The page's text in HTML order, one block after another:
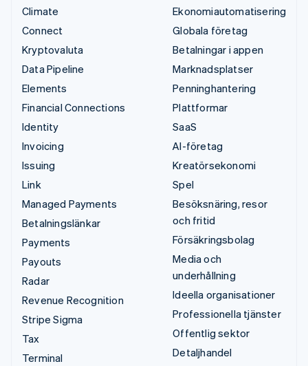
Climate
Connect
Kryptovaluta
Data Pipeline
Elements
Financial Connections
Identity
Invoicing
Issuing
Link
Managed Payments
Betalningslänkar
Payments
Payouts
Radar
Revenue Recognition
Stripe Sigma
Tax
Terminal
Ekonomiautomatisering
Globala företag
Betalningar i appen
Marknadsplatser
Penninghantering
Plattformar
SaaS
AI-företag
Kreatörsekonomi
Spel
Besöksnäring, resor
och fritid
Försäkringsbolag
Media och
underhållning
Ideella organisationer
Professionella tjänster
Offentlig sektor
Detaljhandel